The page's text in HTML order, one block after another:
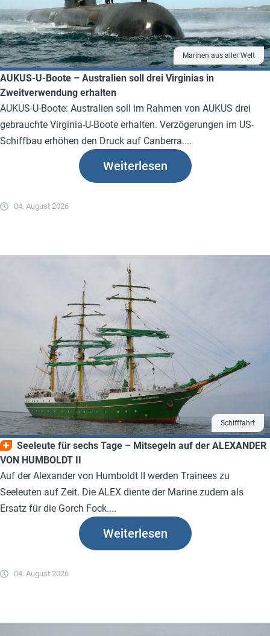
Marinen aus aller Welt
AUKUS-U-Boote – Australien soll drei Virginias in
Zweitverwendung erhalten
AUKUS-U-Boote: Australien soll im Rahmen von AUKUS drei
gebrauchte Virginia-U-Boote erhalten. Verzögerungen im US-
Schiffbau erhöhen den Druck auf Canberra....
04. August 2026
Weiterlesen
Schifffahrt
Seeleute für sechs Tage – Mitsegeln auf der ALEXANDER
VON HUMBOLDT II
Auf der Alexander von Humboldt II werden Trainees zu
Seeleuten auf Zeit. Die ALEX diente der Marine zudem als
Ersatz für die Gorch Fock....
04. August 2026
Weiterlesen